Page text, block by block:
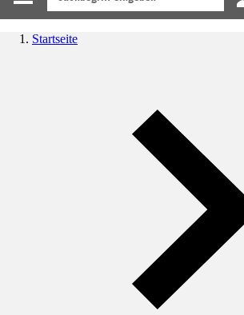
Startseite